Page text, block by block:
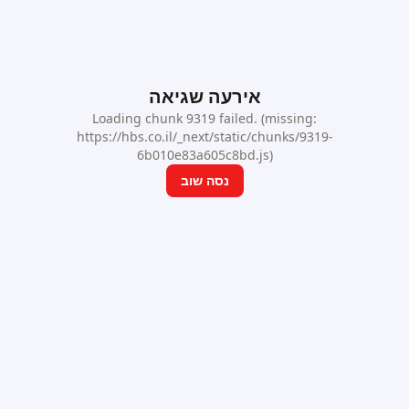
אירעה שגיאה
Loading chunk 9319 failed. (missing:
https://hbs.co.il/_next/static/chunks/9319-
6b010e83a605c8bd.js)